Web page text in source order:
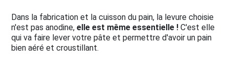
Dans la fabrication et la cuisson du pain, la levure choisie
n'est pas anodine, elle est même essentielle ! C'est elle
qui va faire lever votre pâte et permettre d'avoir un pain
bien aéré et croustillant.